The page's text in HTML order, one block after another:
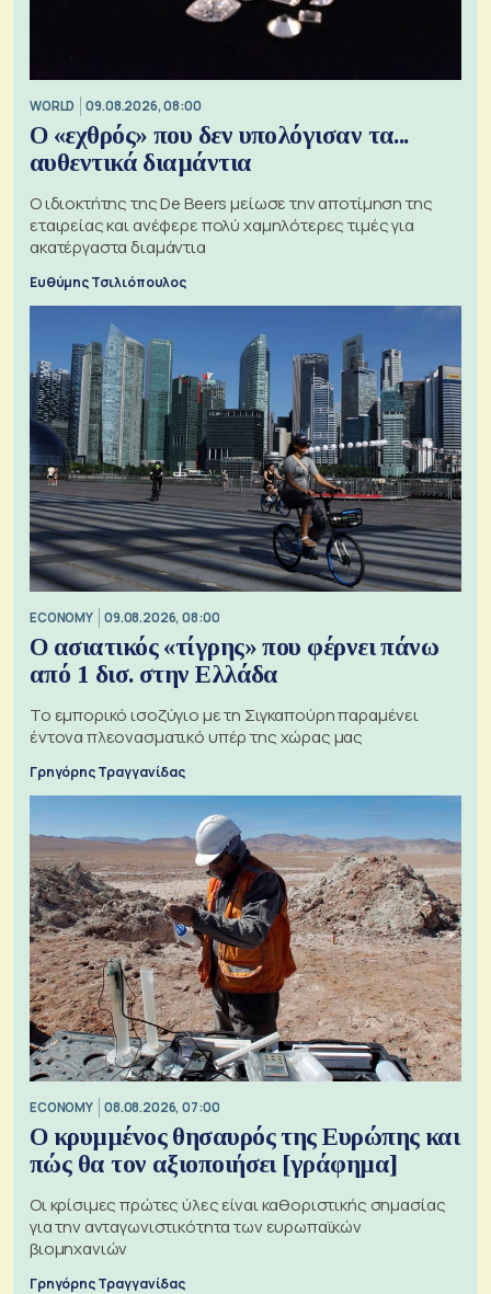
WORLD 09.08.2026, 08:00
Ο «εχθρός» που δεν υπολόγισαν τα...
αυθεντικά διαμάντια
Ο ιδιοκτήτης της De Beers μείωσε την αποτίμηση της
εταιρείας και ανέφερε πολύ χαμηλότερες τιμές για
ακατέργαστα διαμάντια
Ευθύμης Τσιλιόπουλος
ECONOMY 09.08.2026, 08:00
Ο ασιατικός «τίγρης» που φέρνει πάνω
από 1 δισ. στην Ελλάδα
Το εμπορικό ισοζύγιο με τη Σιγκαπούρη παραμένει
έντονα πλεονασματικό υπέρ της χώρας μας
Γρηγόρης Τραγγανίδας
ECONOMY 08.08.2026, 07:00
Ο κρυμμένος θησαυρός της Ευρώπης και
πώς θα τον αξιοποιήσει [γράφημα]
Οι κρίσιμες πρώτες ύλες είναι καθοριστικής σημασίας
για την ανταγωνιστικότητα των ευρωπαϊκών
βιομηχανιών
Γρηγόρης Τραγγανίδας